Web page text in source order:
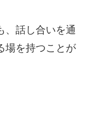
、話し合いを通
場を持つことが